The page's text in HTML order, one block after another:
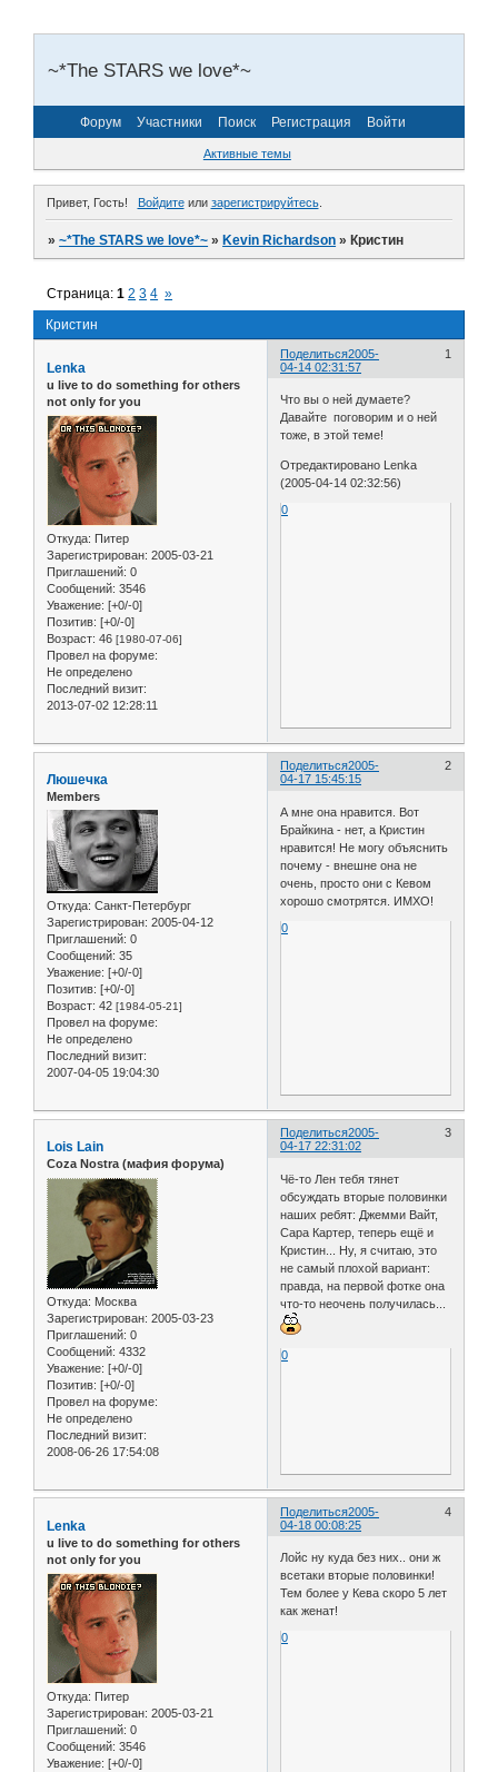
~*The STARS we love*~
Форум Участники Поиск Регистрация Войти
Активные темы
Привет, Гость! Войдитеили зарегистрируйтесь.
»~*The STARS we love*~ »Kevin Richardson »Кристин
Кристин
Страница:1 2 3 4 »
Поделиться 1
2005-
04-14 02:31:57
Lenka
u live to do something for others
not only for you
Откуда: Питер
Зарегистрирован: 2005-03-21
Приглашений: 0
Сообщений: 3546
Уважение: [+0/-0]
Позитив: [+0/-0]
Возраст: 46 [1980-07-06]
Провел на форуме:
Не определено
Последний визит:
2013-07-02 12:28:11
Что вы о ней думаете?
Давайте поговорим и о ней
тоже, в этой теме!
Отредактировано Lenka
(2005-04-14 02:32:56)
0
Поделиться 2
2005-
04-17 15:45:15
Люшечка
Members
Откуда: Санкт-Петербург
Зарегистрирован: 2005-04-12
Приглашений: 0
Сообщений: 35
Уважение: [+0/-0]
Позитив: [+0/-0]
Возраст: 42 [1984-05-21]
Провел на форуме:
Не определено
Последний визит:
2007-04-05 19:04:30
А мне она нравится. Вот
Брайкина - нет, а Кристин
нравится! Не могу объяснить
почему - внешне она не
очень, просто они с Кевом
хорошо смотрятся. ИМХО!
0
Поделиться 3
2005-
04-17 22:31:02
Lois Lain
Coza Nostra (мафия форума)
Откуда: Москва
Зарегистрирован: 2005-03-23
Приглашений: 0
Сообщений: 4332
Уважение: [+0/-0]
Позитив: [+0/-0]
Провел на форуме:
Не определено
Последний визит:
2008-06-26 17:54:08
Чё-то Лен тебя тянет
обсуждать вторые половинки
наших ребят: Джемми Вайт,
Сара Картер, теперь ещё и
Кристин... Ну, я считаю, это
не самый плохой вариант:
правда, на первой фотке она
что-то неочень получилась...
0
Поделиться 4
2005-
04-18 00:08:25
Lenka
u live to do something for others
not only for you
Откуда: Питер
Зарегистрирован: 2005-03-21
Приглашений: 0
Сообщений: 3546
Уважение: [+0/-0]
Лойс ну куда без них.. они ж
всетаки вторые половинки!
Тем более у Кева скоро 5 лет
как женат!
0